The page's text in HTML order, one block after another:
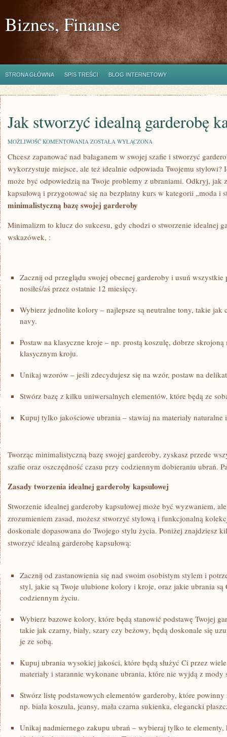
Biznes, Finanse
STRONA GŁÓWNA SPIS TREŚCI BLOG INTERNETOWY
Jak stworzyć idealną garderobę
MOŻLIWOŚĆ KOMENTOWANIA JAK
IDEALNĄ
KAPSUŁOWĄ
ZOSTAŁA WYŁĄCZONA
Chcesz ⁣zapanować‌ nad bałaganem w ‌swojej szafie i stworzyć
wykorzystuje miejsce, ale też idealnie​ odpowiada Twojemu stylowi?
⁣może być odpowiedzią na Twoje problemy⁢ z ubraniami. ‌Odkryj,⁣ jak
kapsułową i przygotować‌ się na bezpłatny kurs w‌ kategorii „moda i
minimalistyczną bazę swojej garderoby
Minimalizm to klucz do sukcesu, gdy chodzi o stworzenie idealnej
wskazówek, :
Zacznij‍ od przeglądu⁤ swojej obecnej garderoby i usuń⁤
nosiłeś/aś przez ostatnie ‍12 miesięcy.
Wybierz jednolite kolory‌ –‍ najlepsze są neutralne ​tony, takie jak
⁤navy.
Postaw na​ klasyczne kroje – np. prostą ⁢koszulę, dobrze​
klasycznym kroju.
Unikaj wzorów –⁣ jeśli ​zdecydujesz się na wzór, postaw na
Stwórz bazę ⁢z kilku uniwersalnych elementów, które będą ze
Kupuj‌ tylko jakościowe ​ubrania ⁢– stawiaj⁣ na materiały⁢
Tworząc minimalistyczną bazę⁣ swojej garderoby, zyskasz przede
szafie oraz oszczędność czasu ​przy codziennym dobieraniu ubrań.‌
Zasady ⁣tworzenia​ idealnej‍ garderoby⁣ kapsułowej
Stworzenie idealnej garderoby ‍kapsułowej może być⁢ wyzwaniem,
zrozumieniem zasad, możesz stworzyć stylową ‌i funkcjonalną
doskonale dopasowana do Twojego stylu życia. Poniżej‍ znajdziesz
stworzyć ​idealną garderobę ​kapsułową:
Zacznij od ⁤zastanowienia się nad swoim osobistym stylem⁤ i
styl, jakie ‍są ⁤Twoje ‌ulubione kolory i kroje, oraz jakie ubrania
‌codziennym ‌życiu.
Wybierz bazowe kolory, które ⁣będą stanowić podstawę Twojej
takie⁣ jak‍ czarny, biały, szary​ czy beżowy, będą doskonale się
je ze ⁤sobą.
Kupuj ubrania wysokiej jakości, które będą służyć ‌Ci ​przez
materiały i starannie wykonane ubrania,⁢ które nie⁤ wyjdą z⁣ mody
Stwórz listę podstawowych​ elementów⁢ garderoby,‌ które
np. biała koszula,​ jeansy, ​mała czarna sukienka,⁢ elegancki
Unikaj nadmiernego zakupu ubrań – wybieraj tylko te elementy,